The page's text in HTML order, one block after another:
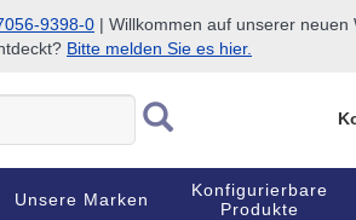
9398-0 | Willkommen auf unserer
Bitte melden Sie es hier.
Unsere Marken
Konfigurierbare
Produkte